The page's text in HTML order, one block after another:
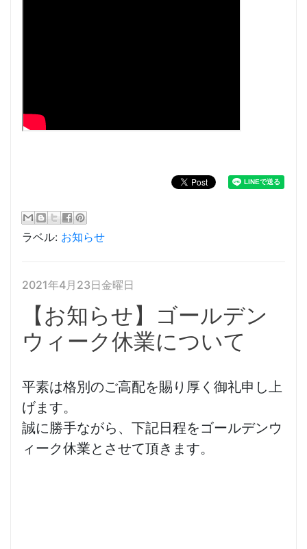
ラベル: お知らせ
2021年4月23日金曜日
【お知らせ】ゴールデン
ウィーク休業について
平素は格別のご高配を賜り厚く御礼申し上
げます。
誠に勝手ながら、下記日程をゴールデンウ
ィーク休業とさせて頂きます。